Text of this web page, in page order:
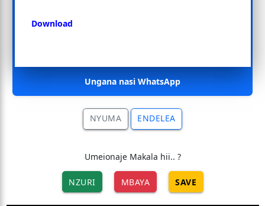
Download
Ungana nasi WhatsApp
NYUMA ENDELEA
Umeionaje Makala hii.. ?
NZURI MBAYA SAVE